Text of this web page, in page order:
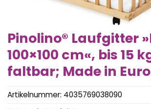
Pinolino® Laufgitter
100×100 cm«, bis 15
faltbar; Made in
Artikelnummer: 4035769038090